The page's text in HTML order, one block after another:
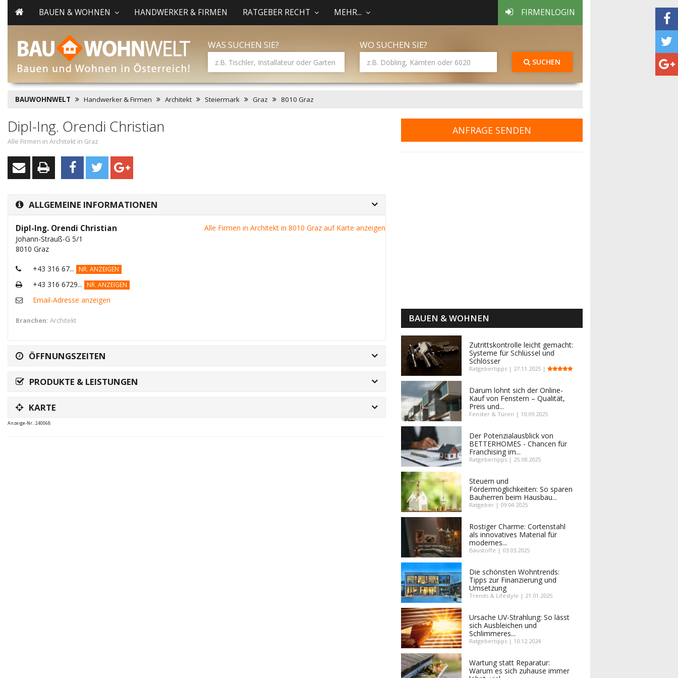
BAUEN & WOHNEN HANDWERKER & FIRMEN RATGEBER RECHT MEHR... FIRMENLOGIN
WAS SUCHEN SIE? WO SUCHEN SIE?
SUCHEN
BAUWOHNWELT Handwerker & Firmen Architekt Steiermark Graz 8010 Graz
Dipl-Ing. Orendi Christian
Alle Firmen in Architekt in Graz
ALLGEMEINE INFORMATIONEN
Alle Firmen in Architekt in 8010 Graz auf Karte anzeigen
Dipl-Ing. Orendi Christian
Johann-Strauß-G 5/1
8010 Graz
+43 316 67... NR. ANZEIGEN
+43 316 6729... NR. ANZEIGEN
Email-Adresse anzeigen
Branchen: Architekt
ÖFFNUNGSZEITEN
PRODUKTE & LEISTUNGEN
KARTE
Anzeige-Nr.: 240068
ANFRAGE SENDEN
BAUEN & WOHNEN
Zutrittskontrolle leicht gemacht:
Systeme für Schlüssel und
Schlösser
Ratgebertipps | 27.11.2025 |
Darum lohnt sich der Online-
Kauf von Fenstern – Qualität,
Preis und...
Fenster & Türen | 10.09.2025
Der Potenzialausblick von
BETTERHOMES - Chancen für
Franchising im...
Ratgebertipps | 25.08.2025
Steuern und
Fördermöglichkeiten: So sparen
Bauherren beim Hausbau...
Ratgeber | 09.04.2025
Rostiger Charme: Cortenstahl
als innovatives Material für
modernes...
Baustoffe | 03.03.2025
Die schönsten Wohntrends:
Tipps zur Finanzierung und
Umsetzung
Trends & Lifestyle | 21.01.2025
Ursache UV-Strahlung: So lässt
sich Ausbleichen und
Schlimmeres...
Ratgebertipps | 10.12.2024
Wartung statt Reparatur:
Warum es sich zuhause immer